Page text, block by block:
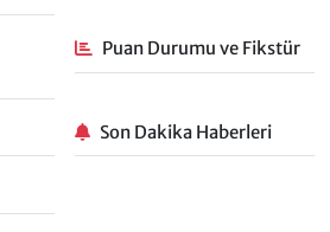
Puan Durumu ve Fikstür
Son Dakika Haberleri